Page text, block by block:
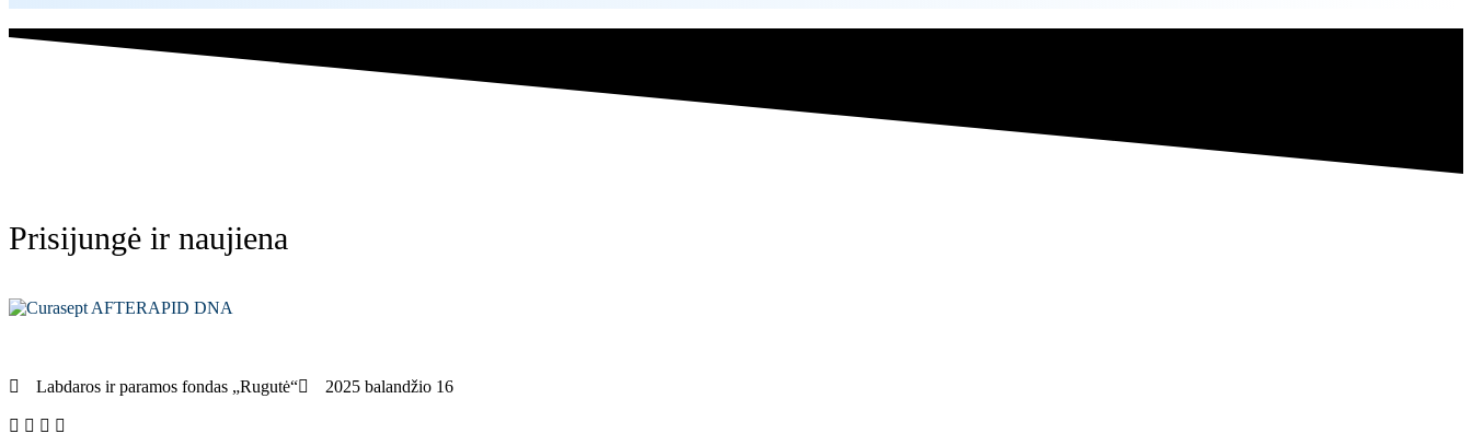
Prisijungė ir naujiena
Labdaros ir paramos fondas „Rugutė“ 2025 balandžio 16